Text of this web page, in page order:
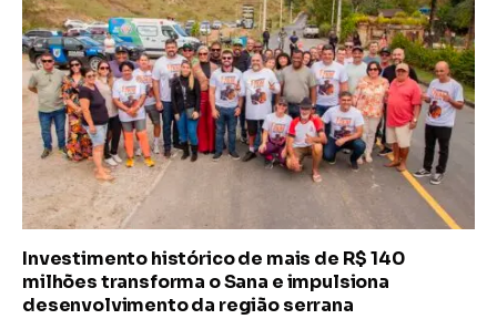
Investimento histórico de mais de R$ 140
milhões transforma o Sana e impulsiona
desenvolvimento da região serrana